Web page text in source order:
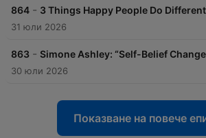
864 - 3 Things Happy People Do
31 юли 2026
863 - Simone Ashley: “Self-Belief
30 юли 2026
Показване на повече